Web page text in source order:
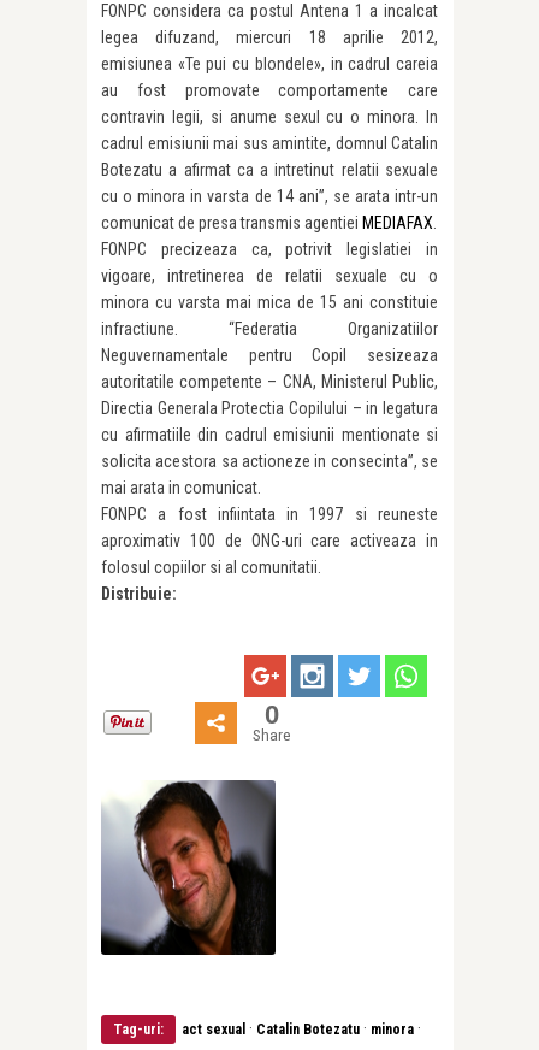
FONPC considera ca postul Antena 1 a incalcat
legea difuzand, miercuri 18 aprilie 2012,
emisiunea «Te pui cu blondele», in cadrul careia
au fost promovate comportamente care
contravin legii, si anume sexul cu o minora. In
cadrul emisiunii mai sus amintite, domnul Catalin
Botezatu a afirmat ca a intretinut relatii sexuale
cu o minora in varsta de 14 ani”, se arata intr-un
comunicat de presa transmis agentiei MEDIAFAX
FONPC precizeaza ca, potrivit legislatiei in
vigoare, intretinerea de relatii sexuale cu o
minora cu varsta mai mica de 15 ani constituie
infractiune. “Federatia Organizatiilor
Neguvernamentale pentru Copil sesizeaza
autoritatile competente – CNA, Ministerul Public,
Directia Generala Protectia Copilului – in legatura
cu afirmatiile din cadrul emisiunii mentionate si
solicita acestora sa actioneze in consecinta”, se
mai arata in comunicat.
FONPC a fost infiintata in 1997 si reuneste
aproximativ 100 de ONG-uri care activeaza in
folosul copiilor si al comunitatii.
Distribuie:
0
Share
Tag-uri: act sexual · Catalin Botezatu · minora ·